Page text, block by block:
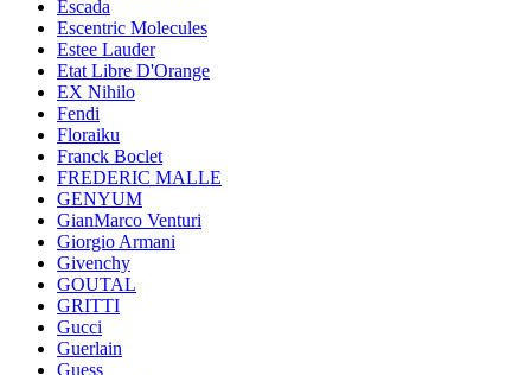
Escada
Escentric Molecules
Estee Lauder
Etat Libre D'Orange
EX Nihilo
Fendi
Floraiku
Franck Boclet
FREDERIC MALLE
GENYUM
GianMarco Venturi
Giorgio Armani
Givenchy
GOUTAL
GRITTI
Gucci
Guerlain
Guess